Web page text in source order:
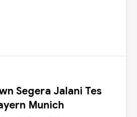
Segera Jalani Tes
Munich